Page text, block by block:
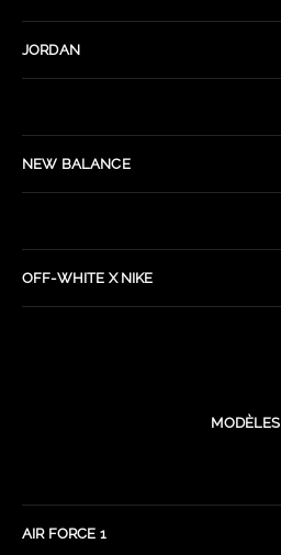
JORDAN
NEW BALANCE
OFF-WHITE X NIKE
MODÈLES
AIR FORCE 1